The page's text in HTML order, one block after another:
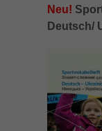
Neu!
Deutsch/